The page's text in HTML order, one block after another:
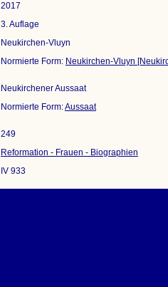
2017
3. Auflage
Neukirchen-Vluyn
Normierte Form: Neukirchen-Vluyn
Neukirchener Aussaat
Normierte Form:Aussaat
249
Reformation - Frauen - Biographien
IV 933